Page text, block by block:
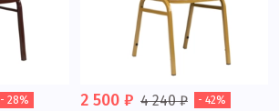
- 28% 2 500 ₽ 4 240 ₽ - 42%